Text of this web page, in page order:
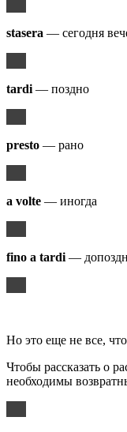
stasera — сегодня
tardi — поздно
presto — рано
a volte — иногда
fino a tardi —
Но это еще не все,
Чтобы рассказать о
необходимы